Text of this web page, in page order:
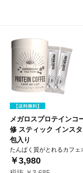
メガロスプロテインコ
修 スティック インス
包入り
たんぱく質がとれるカフェ
￥3,980